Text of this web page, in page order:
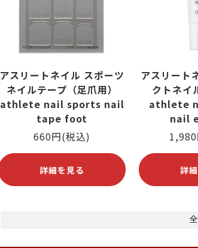
アスリートネイル スポーツ
ネイルテープ（足爪用）
athlete nail sports nail
tape foot
660円(税込)
詳細を見る
アスリート
クトネイ
athlete
nail
詳